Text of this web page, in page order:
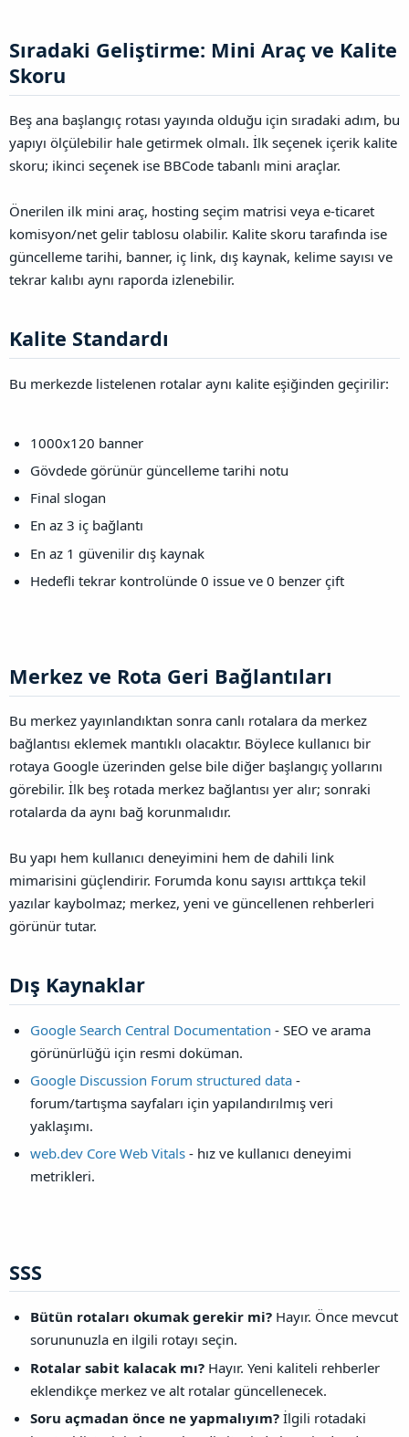
Sıradaki Geliştirme: Mini Araç ve Kalite
Skoru​
Beş ana başlangıç rotası yayında olduğu için sıradaki adım, bu
yapıyı ölçülebilir hale getirmek olmalı. İlk seçenek içerik kalite
skoru; ikinci seçenek ise BBCode tabanlı mini araçlar.
Önerilen ilk mini araç, hosting seçim matrisi veya e-ticaret
komisyon/net gelir tablosu olabilir. Kalite skoru tarafında ise
güncelleme tarihi, banner, iç link, dış kaynak, kelime sayısı ve
tekrar kalıbı aynı raporda izlenebilir.
Kalite Standardı​
Bu merkezde listelenen rotalar aynı kalite eşiğinden geçirilir:
1000x120 banner
Gövdede görünür güncelleme tarihi notu
Final slogan
En az 3 iç bağlantı
En az 1 güvenilir dış kaynak
Hedefli tekrar kontrolünde 0 issue ve 0 benzer çift
Merkez ve Rota Geri Bağlantıları​
Bu merkez yayınlandıktan sonra canlı rotalara da merkez
bağlantısı eklemek mantıklı olacaktır. Böylece kullanıcı bir
rotaya Google üzerinden gelse bile diğer başlangıç yollarını
görebilir. İlk beş rotada merkez bağlantısı yer alır; sonraki
rotalarda da aynı bağ korunmalıdır.
Bu yapı hem kullanıcı deneyimini hem de dahili link
mimarisini güçlendirir. Forumda konu sayısı arttıkça tekil
yazılar kaybolmaz; merkez, yeni ve güncellenen rehberleri
görünür tutar.
Dış Kaynaklar​
Google Search Central Documentation - SEO ve arama
görünürlüğü için resmi doküman.
Google Discussion Forum structured data -
forum/tartışma sayfaları için yapılandırılmış veri
yaklaşımı.
web.dev Core Web Vitals - hız ve kullanıcı deneyimi
metrikleri.
SSS​
Bütün rotaları okumak gerekir mi? Hayır. Önce mevcut
sorununuzla en ilgili rotayı seçin.
Rotalar sabit kalacak mı? Hayır. Yeni kaliteli rehberler
eklendikçe merkez ve alt rotalar güncellenecek.
Soru açmadan önce ne yapmalıyım? İlgili rotadaki